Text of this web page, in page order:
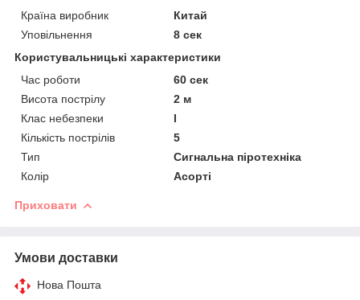
Країна виробник
Китай
Уповільнення
8 сек
Користувальницькі характеристики
Час роботи
60 сек
Висота пострілу
2 м
Клас небезпеки
I
Кількість пострілів
5
Тип
Сигнальна піротехніка
Колір
Асорті
Приховати
Умови доставки
Нова Пошта